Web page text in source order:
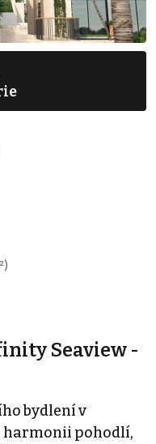
Seaview -
bydlení v
harmonii pohodlí,